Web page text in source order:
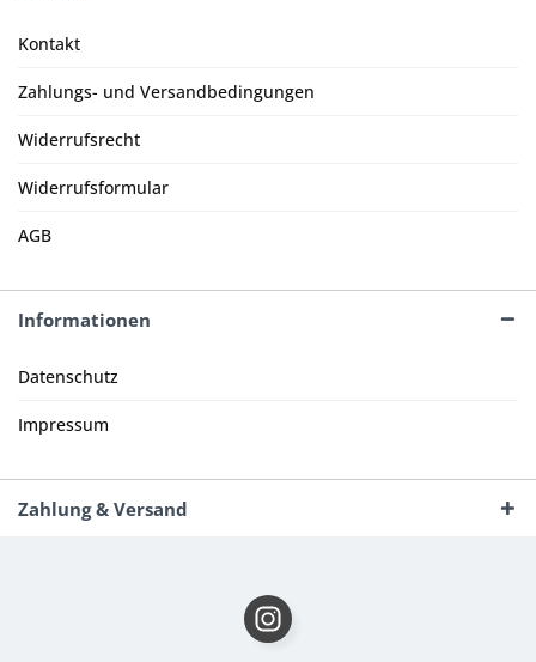
Kontakt
Zahlungs- und Versandbedingungen
Widerrufsrecht
Widerrufsformular
AGB
Informationen
Datenschutz
Impressum
Zahlung & Versand